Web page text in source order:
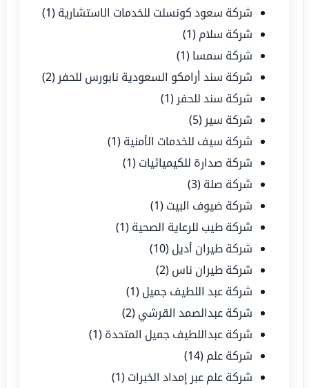
شركة سعود كونسلت للخدمات الاستشارية (1)
شركة سلام (1)
شركة سمسا (1)
شركة سند أرامكو السعودية نابورس للحفر (2)
شركة سند للحفر (1)
شركة سير (5)
شركة سيف للخدمات الأمنية (1)
شركة صدارة للكيميائيات (1)
شركة صلة (3)
شركة ضيوف البيت (1)
شركة طيب للرعاية الصحية (1)
شركة طيران أديل (10)
شركة طيران ناس (2)
شركة عبد اللطيف جميل (1)
شركة عبدالصمد القرشي (2)
شركة عبداللطيف جميل المتحدة (1)
شركة علم (14)
شركة علم عبر إمداد الخبرات (1)